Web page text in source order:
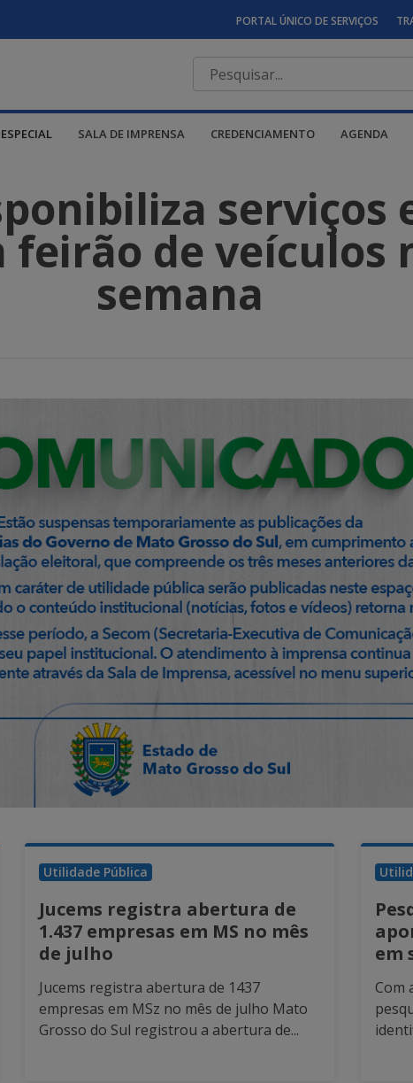
PORTAL ÚNICO DE SERVIÇOS
SALA DE IMPRENSA CREDENCIAMENTO AGENDA
serviços
feirão de veículos
semana
Utilidade Pública
Jucems registra abertura de
1.437 empresas em MS no mês
de julho
Jucems registra abertura de 1437
empresas em MSz no mês de julho Mato
Grosso do Sul registrou a abertura de...
em
Com